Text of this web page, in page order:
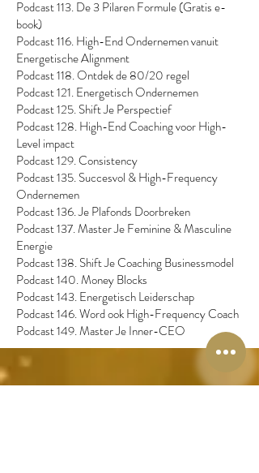
Podcast 113. De 3 Pilaren Formule (Gratis e-
book)
Podcast 116. High-End Ondernemen vanuit
Energetische Alignment
Podcast 118. Ontdek de 80/20 regel
Podcast 121. Energetisch Ondernemen
Podcast 125. Shift Je Perspectief
Podcast 128. High-End Coaching voor High-
Level impact
Podcast 129. Consistency
Podcast 135. Succesvol & High-Frequency
Ondernemen
Podcast 136. Je Plafonds Doorbreken
Podcast 137. Master Je Feminine & Masculine
Energie
Podcast 138. Shift Je Coaching Businessmodel
Podcast 140. Money Blocks
Podcast 143. Energetisch Leiderschap
Podcast 146. Word ook High-Frequency Coach
Podcast 149. Master Je Inner-CEO